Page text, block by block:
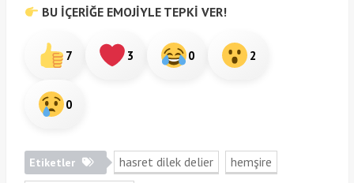
BU İÇERİĞE EMOJİYLE TEPKİ VER!
7 3 0 2
0
Etiketler hasret dilek delier
hemşire